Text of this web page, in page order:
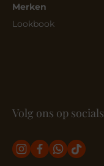
Merken
Lookbook
Volg ons op socials